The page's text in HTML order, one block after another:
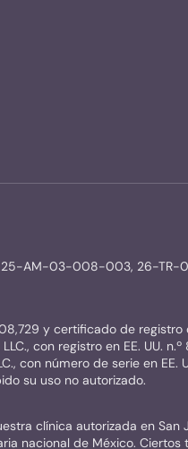
AM-03-008-003, 26-TR-
y certificado de
con registro en EE. UU.
con número de serie en EE.
su uso no autorizado.
clínica autorizada en San
nacional de México.